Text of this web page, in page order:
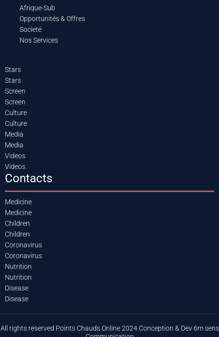
Afrique-Sub
Opportunités & Offres
Societé
Nos Services
Stars
Stars
Screen
Screen
Culture
Culture
Media
Media
Videos
Videos
Contacts
Medicine
Medicine
Children
Children
Coronavirus
Coronavirus
Nutrition
Nutrition
Disease
Disease
All rights reserved Points Chauds Online 2024 Conception & Dev 6m sens